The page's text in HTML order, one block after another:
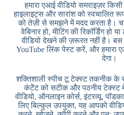
हमारा एआई वीडियो समराइज़र
हाइलाइट्स और सारांश को स्वचालित
को तेज़ी से समझने में मदद करता है।
वेबिनार हो, मीटिंग की रिकॉर्डिंग हो
वीडियो देखने की ज़रूरत नहीं है। बस
YouTube लिंक पेस्ट करें, और हमारा
देगा।
शक्तिशाली स्पीच टू टेक्स्ट तकनीक के
कंटेंट को सटीक और पठनीय टेक्स्ट
वीडियो, ऑनलाइन कोर्स, इंटरव्यू,
लिए बिल्कुल उपयुक्त, यह आपको